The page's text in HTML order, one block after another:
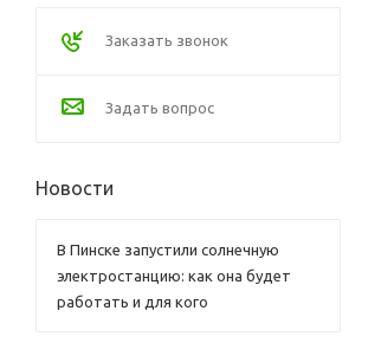
Заказать звонок
Задать вопрос
Новости
В Пинске запустили солнечную
электростанцию: как она будет
работать и для кого